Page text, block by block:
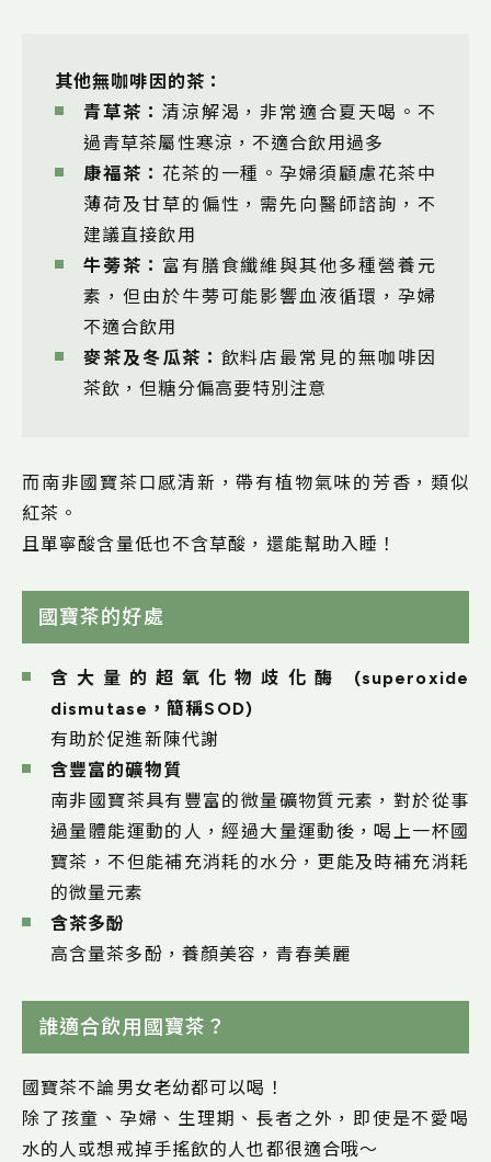
其他無咖啡因的茶：
青草茶： 清涼解渴，非常適合夏天喝。不
過青草茶屬性寒涼，不適合飲用過多
康福茶： 花茶的一種。孕婦須顧慮花茶中
薄荷及甘草的偏性，需先向醫師諮詢，不
建議直接飲用
牛蒡茶： 富有膳食纖維與其他多種營養元
素，但由於牛蒡可能影響血液循環，孕婦
不適合飲用
麥茶及冬瓜茶： 飲料店最常見的無咖啡因
茶飲，但糖分偏高要特別注意
而南非國寶茶口感清新，帶有植物氣味的芳香，類似
紅茶。
且單寧酸含量低也不含草酸，還能幫助入睡！
國寶茶的好處
含大量的超氧化物歧化酶 (superoxide
dismutase，簡稱SOD)
有助於促進新陳代謝
含豐富的礦物質
南非國寶茶具有豐富的微量礦物質元素，對於從事
過量體能運動的人，經過大量運動後，喝上一杯國
寶茶，不但能補充消耗的水分，更能及時補充消耗
的微量元素
含茶多酚
高含量茶多酚，養顏美容，青春美麗
誰適合飲用國寶茶？
國寶茶不論男女老幼都可以喝！
除了孩童、孕婦、生理期、長者之外，即使是不愛喝
水的人或想戒掉手搖飲的人也都很適合哦～